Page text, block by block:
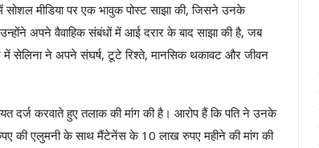
सोशल मीडिया पर एक भावुक पोस्ट साझा की, जिसने उनके
अपने वैवाहिक संबंधों में आई दरार के बाद साझा की है, जब
में सेलिना ने अपने संघर्ष, टूटे रिश्ते, मानसिक थकावट और जीवन
दर्ज करवाते हुए तलाक की मांग की है। आरोप हैं कि पति ने उनके
की एलुमनी के साथ मैंटेनेंस के 10 लाख रुपए महीने की मांग की